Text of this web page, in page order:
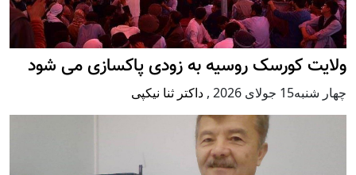
ولایت کورسک روسیه به زودی پاکسازی می شود
چهار شنبه15 جولای 2026 , داکتر ثنا نیکپی